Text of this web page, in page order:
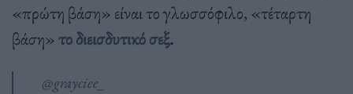
«πρώτη βάση» είναι το γλωσσόφιλο, «τέταρτη
βάση»το διεισδυτικό σεξ.
@grayciee_